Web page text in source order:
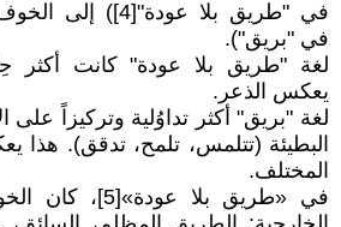
في "طريق بلا
في "بريق").
لغة "طريق بلا عودة" كانت أكثر
يعكس الذعر.
لغة "بريق" أكثر تداوُلية وتركيزاً
البطيئة (تتلمس، تلمح، تدقق). هذا
المختلف.
في «طريق بلا